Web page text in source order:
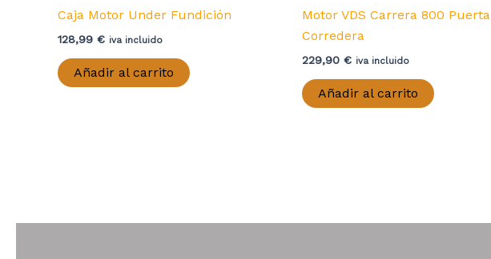
Caja Motor Under Fundición
128,99 € iva incluido
Añadir al carrito
Motor VDS Carrera 800 Puerta
Corredera
229,90 € iva incluido
Añadir al carrito